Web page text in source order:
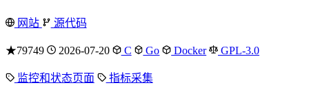
网站 源代码
★79749 2026-07-20 C Go Docker GPL-3.0
监控和状态页面 指标采集